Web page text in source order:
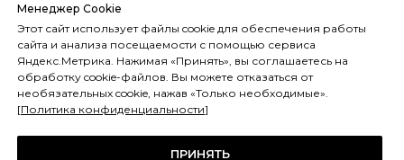
Цены, указанные на сайте, носят информационный
характер и не являются публичной офертой в смысле
ст. 437 ГК РФ. Окончательная стоимость товаров и услуг
определяется индивидуально и фиксируется в
Спецификации. Условия оказания услуг определяются
публичной офертой, размещённой по адресу:
Менеджер Cookie
Этот сайт использует файлы cookie для обеспечения работы
сайта и анализа посещаемости с помощью сервиса
Яндекс.Метрика. Нажимая «Принять», вы соглашаетесь на
обработку cookie-файлов. Вы можете отказаться от
необязательных cookie, нажав «Только необходимые».
[Политика конфиденциальности]
ПРИНЯТЬ